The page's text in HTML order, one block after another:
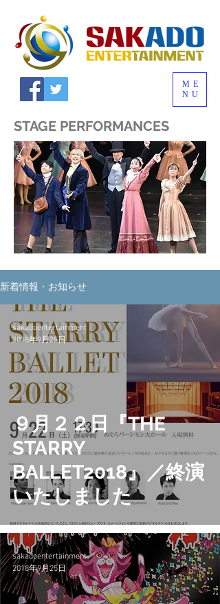
ME
NU
STAGE PERFORMANCES
新着情報・お知らせ
９月２２日『THE
STARRY
BALLET2018』／終演
いたしました
sakadoentertainment
2018年9月25日
sakadoentertainment
2018年9月25日